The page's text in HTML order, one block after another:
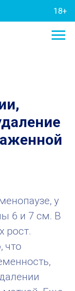
у
6 и 7 см. В
рост.
что